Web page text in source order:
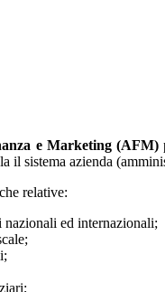
e Marketing (AFM)
il sistema azienda
relative:
nazionali ed internazionali;